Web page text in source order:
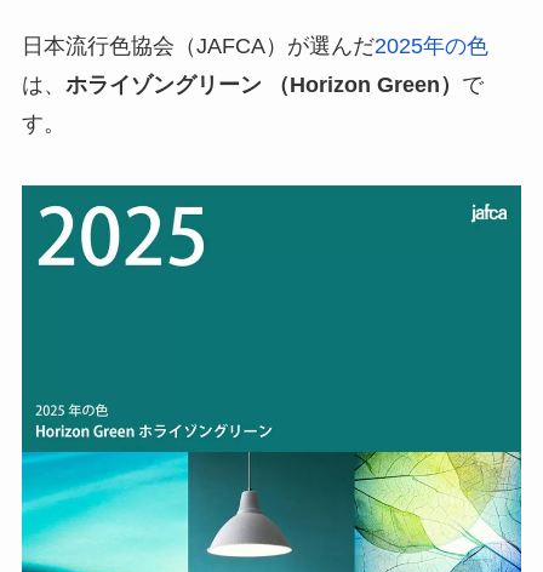
日本流行色協会（JAFCA）が選んだ2025年の色
は、 ホライゾングリーン （Horizon Green） で
す。